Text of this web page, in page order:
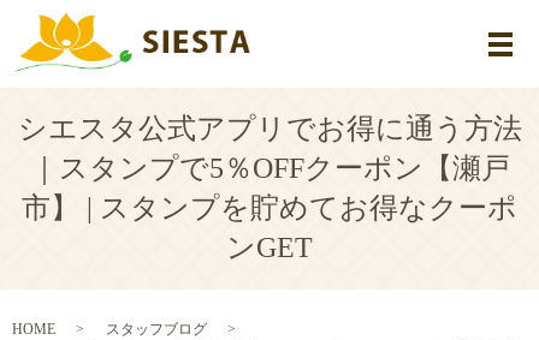
メ
シエスタ公式アプリでお得に通う方法
｜スタンプで5％OFFクーポン【瀬戸
市】 | スタンプを貯めてお得なクーポ
ンGET
HOME
スタッフブログ